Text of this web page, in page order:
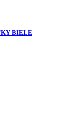
BIELE